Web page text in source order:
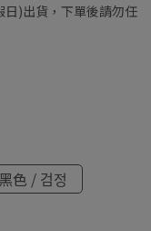
)出貨，下單後請勿任
黑色 / 검정